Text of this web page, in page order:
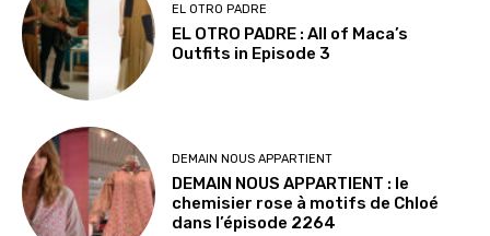
EL OTRO PADRE
EL OTRO PADRE : All of Maca’s
Outfits in Episode 3
DEMAIN NOUS APPARTIENT
DEMAIN NOUS APPARTIENT : le
chemisier rose à motifs de Chloé
dans l’épisode 2264